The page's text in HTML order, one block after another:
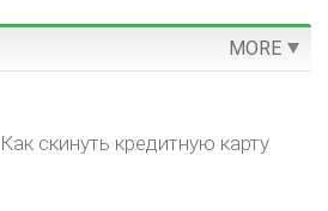
MORE
Как скинуть кредитную карту